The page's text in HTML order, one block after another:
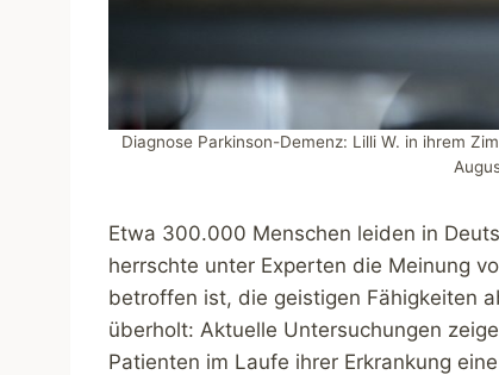
Diagnose Parkinson-Demenz: Lilli W. in ihrem
Etwa 300.000 Menschen leiden in
herrschte unter Experten die Meinung
betroffen ist, die geistigen Fähigkeiten
überholt: Aktuelle Untersuchungen
Patienten im Laufe ihrer Erkrankung